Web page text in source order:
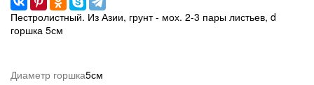
Пестролистный. Из Азии, грунт - мох. 2-3 пары листьев, d
горшка 5см
Диаметр горшка5см